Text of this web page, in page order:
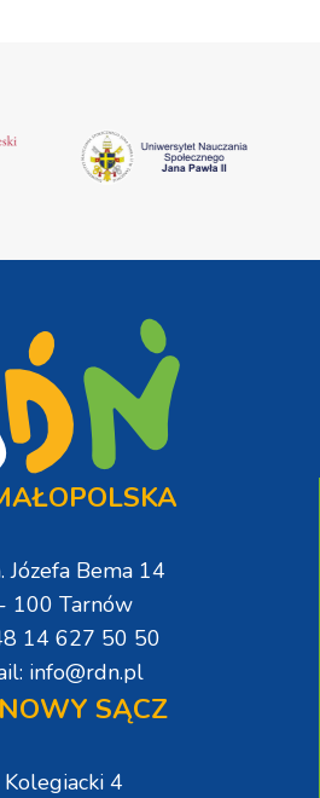
Józefa Bema 14
100 Tarnów
14 627 50 50
info@rdn.pl
SĄCZ
4